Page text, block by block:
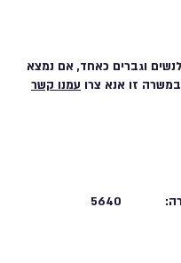
וגברים כאחד, אם נמצא
זו אנא צרו עמנו קשר
5640